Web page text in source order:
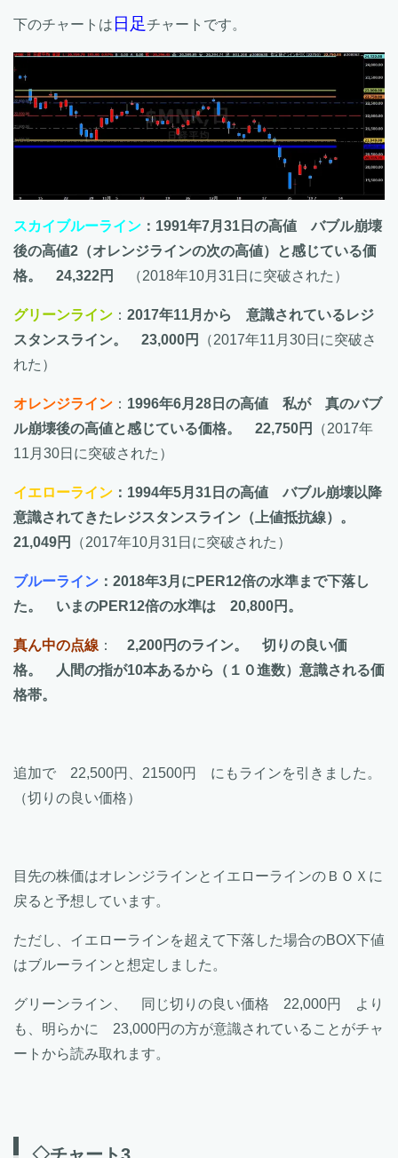
下のチャートは 日足 チャートです。
スカイブルーライン ：1991年7月31日の高値 バブル崩壊
後の高値2（オレンジラインの次の高値）と感じている価
格。 24,322円
（2018年10月31日に突破された）
グリーンライン ： 2017年11月から 意識されているレジ
スタンスライン。 23,000円
（2017年11月30日に突破さ
れた）
オレンジライン ： 1996年6月28日の高値 私が 真のバブ
ル崩壊後の高値と感じている価格。 22,750円
（2017年
11月30日に突破された）
イエローライン ：1994年5月31日の高値 バブル崩壊以降
意識されてきたレジスタンスライン（上値抵抗線）。
21,049円
（2017年10月31日に突破された）
ブルーライン ：2018年3月にPER12倍の水準まで下落し
た。 いまのPER12倍の水準は 20,800円。
真ん中の点線 ： 2,200円のライン。 切りの良い価
格。 人間の指が10本あるから（１０進数）意識される価
格帯。
追加で 22,500円、21500円 にもラインを引きました。
（切りの良い価格）
目先の株価はオレンジラインとイエローラインのＢＯＸに
戻ると予想しています。
ただし、イエローラインを超えて下落した場合のBOX下値
はブルーラインと想定しました。
グリーンライン、 同じ切りの良い価格 22,000円 より
も、明らかに 23,000円の方が意識されていることがチャ
ートから読み取れます。